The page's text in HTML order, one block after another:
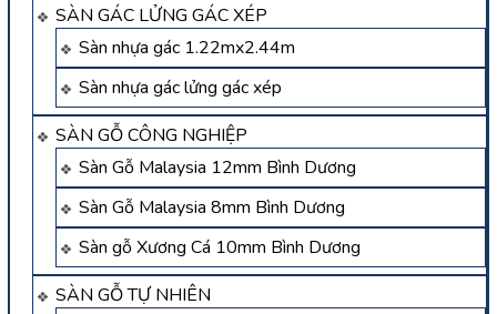
SÀN GÁC LỬNG GÁC XÉP
Sàn nhựa gác 1.22mx2.44m
Sàn nhựa gác lửng gác xép
SÀN GỖ CÔNG NGHIỆP
Sàn Gỗ Malaysia 12mm Bình Dương
Sàn Gỗ Malaysia 8mm Bình Dương
Sàn gỗ Xương Cá 10mm Bình Dương
SÀN GỖ TỰ NHIÊN